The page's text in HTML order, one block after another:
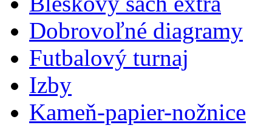
Dobrovoľné diagramy
Futbalový turnaj
Izby
Kameň-papier-nožnice